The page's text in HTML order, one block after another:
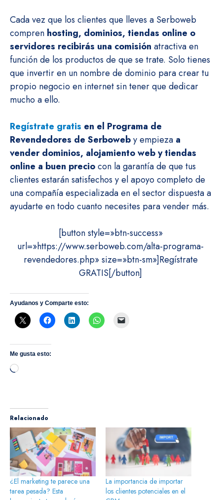
Cada vez que los clientes que lleves a Serboweb
compren hosting, dominios, tiendas online o
servidores recibirás una comisión atractiva en
función de los productos de que se trate. Solo tienes
que invertir en un nombre de dominio para crear tu
propio negocio en internet sin tener que dedicar
mucho a ello.
Regístrate gratis en el Programa de
Revendedores de Serboweby empieza a
vender dominios, alojamiento web y tiendas
online a buen preciocon la garantía de que tus
clientes estarán satisfechos y el apoyo completo de
una compañía especializada en el sector dispuesta a
ayudarte en todo cuanto necesites para vender más.
[button style=»btn-success»
url=»https://www.serboweb.com/alta-programa-
revendedores.php» size=»btn-sm»]Regístrate
GRATIS[/button]
Ayudanos y Comparte esto:
Me gusta esto:
Cargando...
Relacionado
¿El marketing te parece una
tarea pesada? Esta
La importancia de importar
los clientes potenciales en el